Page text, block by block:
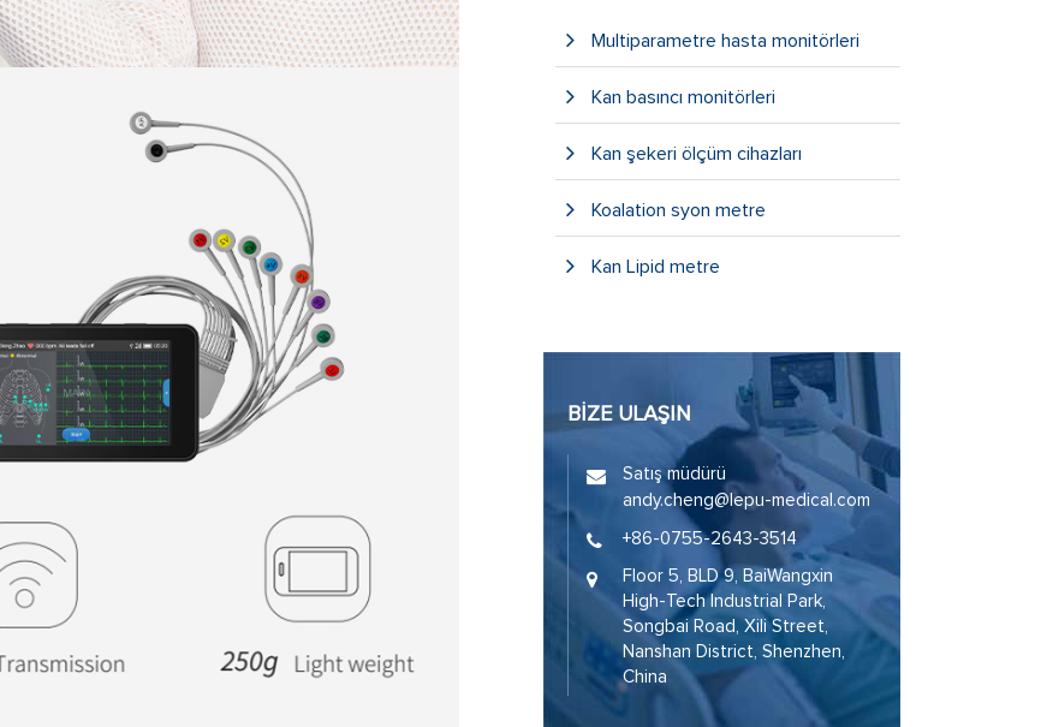
Multiparametre hasta monitörleri
Kan basıncı monitörleri
Kan şekeri ölçüm cihazları
Koalation syon metre
Kan Lipid metre
BIZE ULAŞIN
Satış müdürü
andy.cheng@lepu-medical.com
+86-0755-2643-3514
Floor 5, BLD 9, BaiWangxin
High-Tech Industrial Park,
Songbai Road, Xili Street,
Nanshan District, Shenzhen,
China